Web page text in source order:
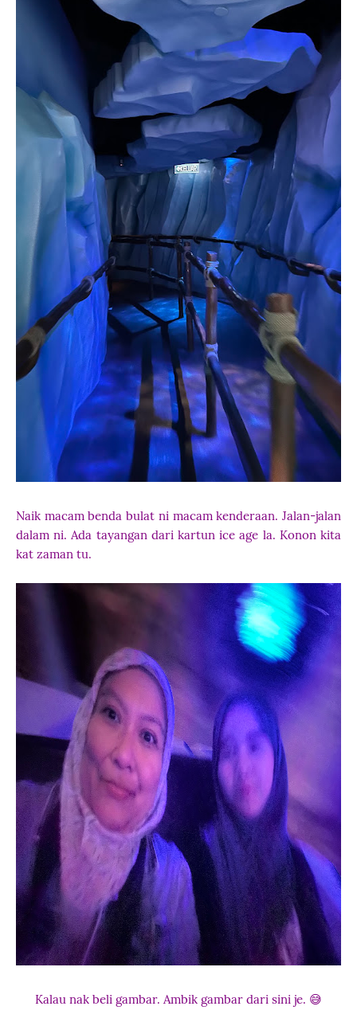
Naik macam benda bulat ni macam kenderaan. Jalan-jalan
dalam ni. Ada tayangan dari kartun ice age la. Konon kita
kat zaman tu.
Kalau nak beli gambar. Ambik gambar dari sini je. 😅